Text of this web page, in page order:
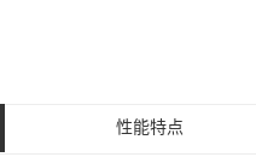
性能特点